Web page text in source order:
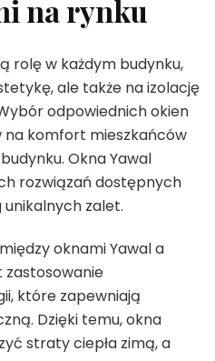
na rynku
rolę w każdym budynku,
ale także na izolację
odpowiednich okien
na komfort mieszkańców
Okna Yawal
rozwiązań dostępnych
zalet.
oknami Yawal a
zastosowanie
które zapewniają
Dzięki temu, okna
straty ciepła zimą, a